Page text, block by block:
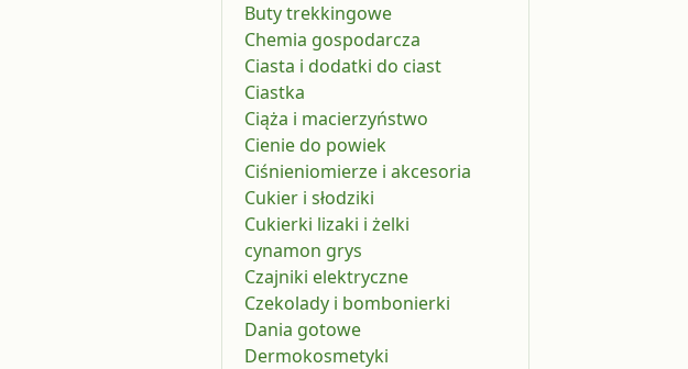
Buty trekkingowe
Chemia gospodarcza
Ciasta i dodatki do ciast
Ciastka
Ciąża i macierzyństwo
Cienie do powiek
Ciśnieniomierze i akcesoria
Cukier i słodziki
Cukierki lizaki i żelki
cynamon grys
Czajniki elektryczne
Czekolady i bombonierki
Dania gotowe
Dermokosmetyki